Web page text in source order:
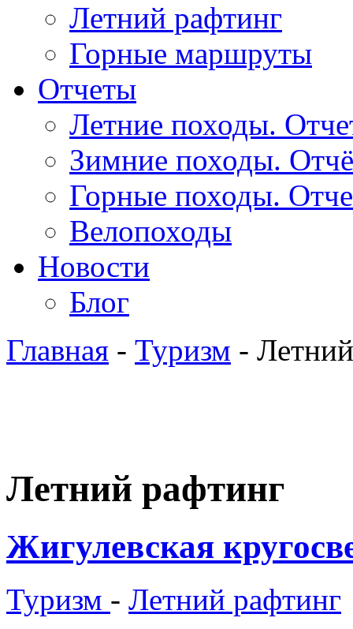
Летний рафтинг
Горные маршруты
Отчеты
Летние походы.
Зимние походы.
Горные походы.
Велопоходы
Новости
Блог
Главная - Туризм -
Летний рафтинг
Жигулевская
Туризм - Летний рафтинг